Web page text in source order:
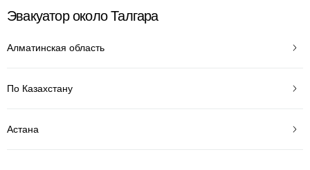
Эвакуатор около Талгара
Алматинская область
По Казахстану
Астана